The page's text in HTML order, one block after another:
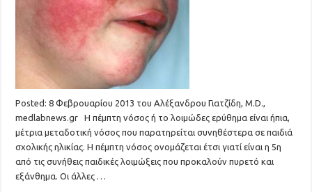
Posted: 8 Φεβρουαρίου 2013 του Αλέξανδρου Γιατζίδη, M.D.,
medlabnews.gr Η πέμπτη νόσος ή το λοιμώδες ερύθημα είναι ήπια,
μέτρια μεταδοτική νόσος που παρατηρείται συνηθέστερα σε παιδιά
σχολικής ηλικίας. Η πέμπτη νόσος ονομάζεται έτσι γιατί είναι η 5η
από τις συνήθεις παιδικές λοιμώξεις που προκαλούν πυρετό και
εξάνθημα. Οι άλλες …